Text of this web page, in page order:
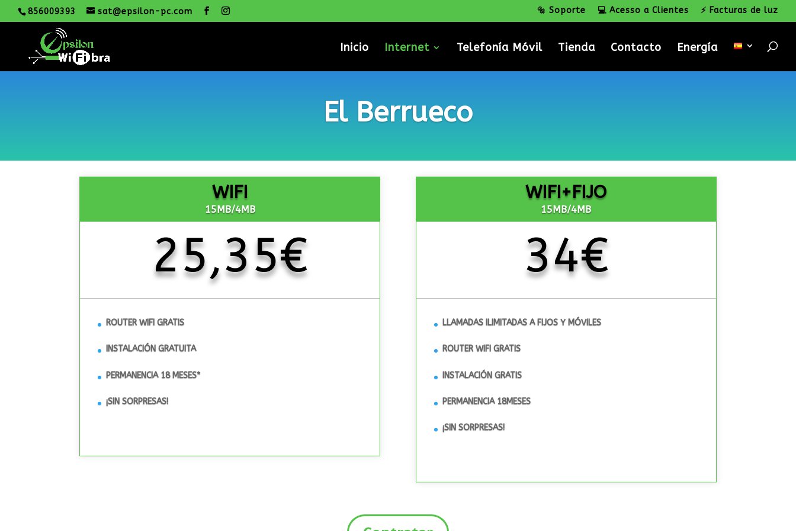
856009393 sat@epsilon-pc.com 🔩 Soporte 💻 Acesso a Clientes ⚡ Facturas de luz
Inicio Internet Telefonía Móvil Tienda Contacto Energía
El Berrueco
WIFI
15MB/4MB
25,35€
ROUTER WIFI GRATIS
INSTALACIÓN GRATUITA
PERMANENCIA 18 MESES*
¡SIN SORPRESAS!
WIFI+FIJO
15MB/4MB
34€
LLAMADAS ILIMITADAS A FIJOS Y MÓVILES
ROUTER WIFI GRATIS
INSTALACIÓN GRATIS
PERMANENCIA 18MESES
¡SIN SORPRESAS!